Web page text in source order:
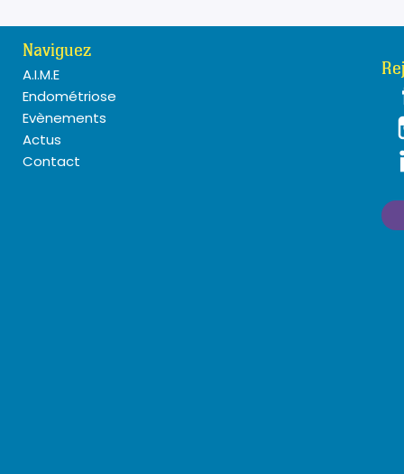
Naviguez
A.I.M.E
Endométriose
Evènements
Actus
Contact